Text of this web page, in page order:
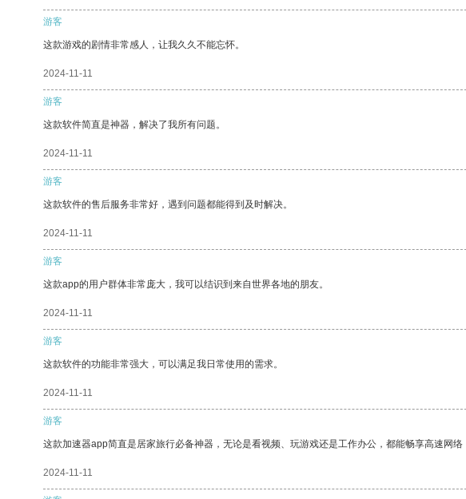
游客
这款游戏的剧情非常感人，让我久久不能忘怀。
2024-11-11
游客
这款软件简直是神器，解决了我所有问题。
2024-11-11
游客
这款软件的售后服务非常好，遇到问题都能得到及时解决。
2024-11-11
游客
这款app的用户群体非常庞大，我可以结识到来自世界各地的朋友。
2024-11-11
游客
这款软件的功能非常强大，可以满足我日常使用的需求。
2024-11-11
游客
这款加速器app简直是居家旅行必备神器，无论是看视频、玩游戏还是工作办公，都能畅享高速网
2024-11-11